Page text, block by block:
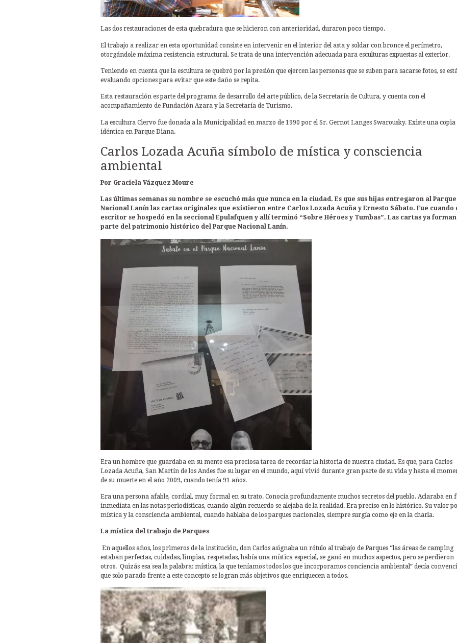
Las dos restauraciones de esta quebradura que se hicieron con anterioridad, duraron poco tiempo.
El trabajo a realizar en esta oportunidad consiste en intervenir en el interior del asta y soldar con bronce el perímetro,
otorgándole máxima resistencia estructural. Se trata de una intervención adecuada para esculturas expuestas al exterior.
Teniendo en cuenta que la escultura se quebró por la presión que ejercen las personas que se suben para sacarse fotos, se
evaluando opciones para evitar que este daño se repita.
Esta restauración es parte del programa de desarrollo del arte público, de la Secretaría de Cultura, y cuenta con el
acompañamiento de Fundación Azara y la Secretaría de Turismo.
La escultura Ciervo fue donada a la Municipalidad en marzo de 1990 por el Sr. Gernot Langes Swarousky. Existe una copia
idéntica en Parque Diana.
Carlos Lozada Acuña símbolo de mística y consciencia
ambiental
Por Graciela Vázquez Moure
Las últimas semanas su nombre se escuchó más que nunca en la ciudad. Es que sus hijas entregaron al Parque
Nacional Lanín las cartas originales que existieron entre Carlos Lozada Acuña y Ernesto Sábato. Fue cuando
escritor se hospedó en la seccional Epulafquen y allí terminó “Sobre Héroes y Tumbas”. Las cartas ya forman
parte del patrimonio histórico del Parque Nacional Lanín.
Era un hombre que guardaba en su mente esa preciosa tarea de recordar la historia de nuestra ciudad. Es que, para Carlos
Lozada Acuña, San Martín de los Andes fue su lugar en el mundo, aquí vivió durante gran parte de su vida y hasta el
de su muerte en el año 2009, cuando tenía 91 años.
Era una persona afable, cordial, muy formal en su trato. Conocía profundamente muchos secretos del pueblo. Aclaraba en
inmediata en las notas periodísticas, cuando algún recuerdo se alejaba de la realidad. Era preciso en lo histórico. Su valor
mística y la consciencia ambiental, cuando hablaba de los parques nacionales, siempre surgía como eje en la charla.
La mística del trabajo de Parques
En aquellos años, los primeros de la institución, don Carlos asignaba un rótulo al trabajo de Parques “las áreas de camping
estaban perfectas, cuidadas, limpias, respetadas, había una mística especial, se ganó en muchos aspectos, pero se perdieron
otros. Quizás esa sea la palabra: mística, la que teníamos todos los que incorporamos conciencia ambiental” decía
que solo parado frente a este concepto se logran más objetivos que enriquecen a todos.